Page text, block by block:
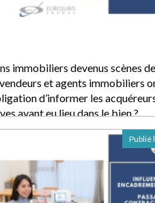
immobiliers devenus scènes
et agents immobiliers
d’informer les
ayant eu lieu dans le bien ?
Publié